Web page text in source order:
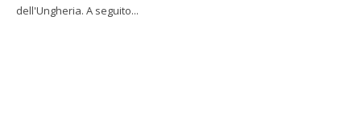
dell'Ungheria. A seguito...